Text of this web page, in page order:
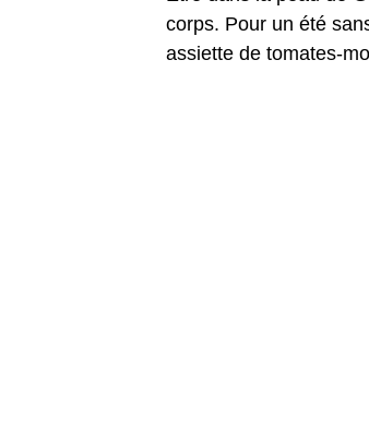
corps. Pour un été
assiette de tomates-